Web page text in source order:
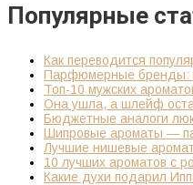
Популярные
Как переводится
Парфюмерные бренды:
Топ-10 мужских
Она ушла, а шлейф
Бюджетные аналоги
Шипровые ароматы —
Лучшие нишевые
10 лучших ароматов с
Какие духи подарил